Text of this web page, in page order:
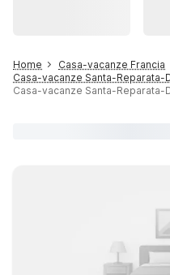
Home Casa-vacanze Francia
Casa-vacanze Santa-Reparata-
Casa-vacanze Santa-Reparata-